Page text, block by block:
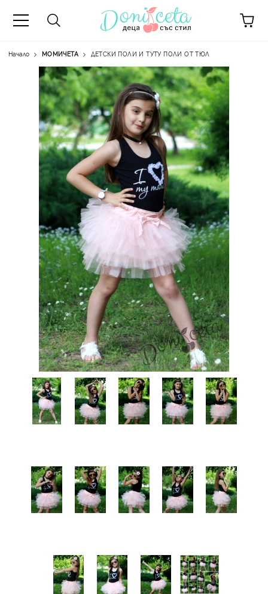
Начало МОМИЧЕТА ДЕТСКИ ПОЛИ И ТУТУ ПОЛИ ОТ ТЮЛ